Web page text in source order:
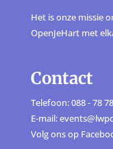
Het is onze missie
OpenJeHart met
Contact
Telefoon: 088 - 78
E-mail:
Volg ons op